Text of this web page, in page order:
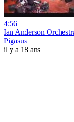
4:56
Ian Anderson
Pigasus
il y a 18 ans